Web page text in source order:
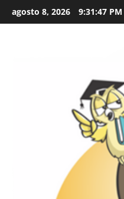
to
agosto 8, 2026 9:31:48 PM